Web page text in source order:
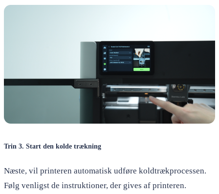
Trin 3. Start den kolde trækning
Næste, vil printeren automatisk udføre koldtrækprocessen.
Følg venligst de instruktioner, der gives af printeren.